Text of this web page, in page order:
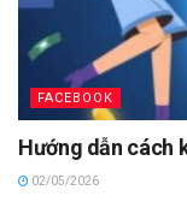
FACEBOOK
Hướng dẫn cách
02/05/2026